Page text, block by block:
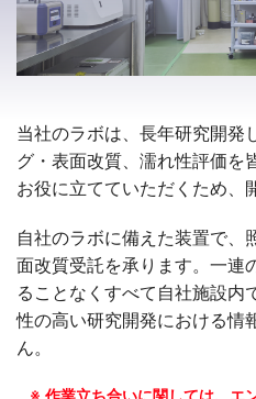
当社のラボは、長年研究開発
グ・表面改質、濡れ性評価を
お役に立てていただくため、
自社のラボに備えた装置で、
面改質受託を承ります。一連
ることなくすべて自社施設内
性の高い研究開発における情
ん。